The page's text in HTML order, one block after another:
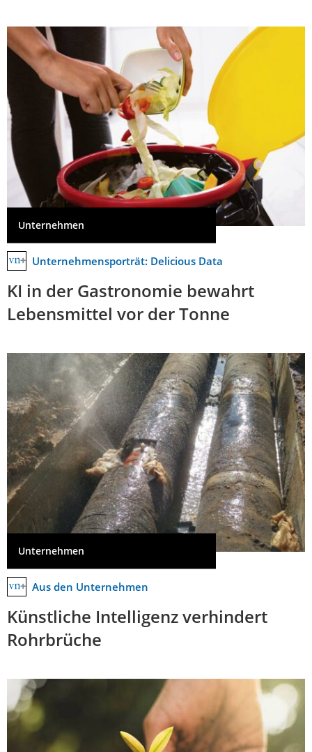
Unternehmen
Unternehmensporträt: Delicious Data
KI in der Gastronomie bewahrt
Lebensmittel vor der Tonne
Unternehmen
Aus den Unternehmen
Künstliche Intelligenz verhindert
Rohrbrüche